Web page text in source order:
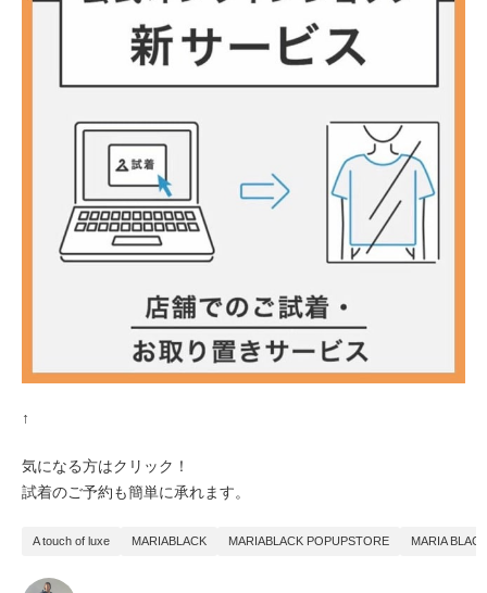
↑
気になる方はクリック！
試着のご予約も簡単に承れます。
A touch of luxe MARIABLACK MARIABLACK POPUPSTORE MARIA